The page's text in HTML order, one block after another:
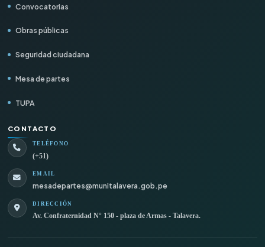
Convocatorias
Obras públicas
Seguridad ciudadana
Mesa de partes
TUPA
CONTACTO
TELÉFONO
(+51)
EMAIL
mesadepartes@munitalavera.gob.pe
DIRECCIÓN
Av. Confraternidad N° 150 - plaza de Armas - Talavera.